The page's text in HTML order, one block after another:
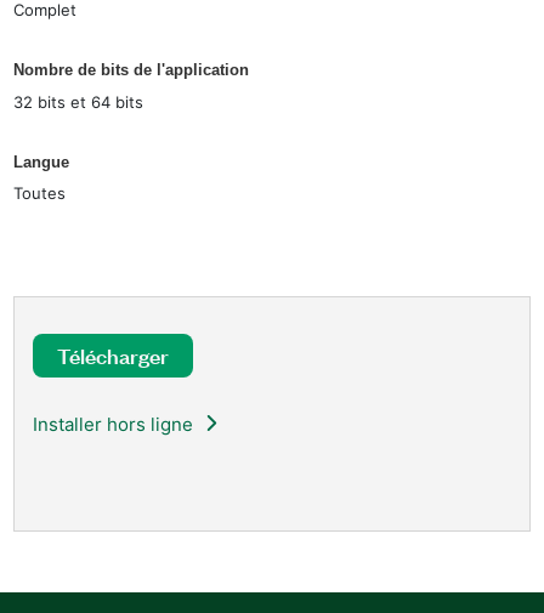
Complet
Nombre de bits de l'application
32 bits et 64 bits
Langue
Toutes
Télécharger
Installer hors ligne